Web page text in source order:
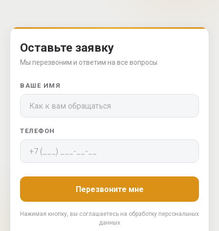
Оставьте заявку
Мы перезвоним и ответим на все вопросы
ВАШЕ ИМЯ
ТЕЛЕФОН
Перезвоните мне
Нажимая кнопку, вы соглашаетесь на обработку персональных
данных